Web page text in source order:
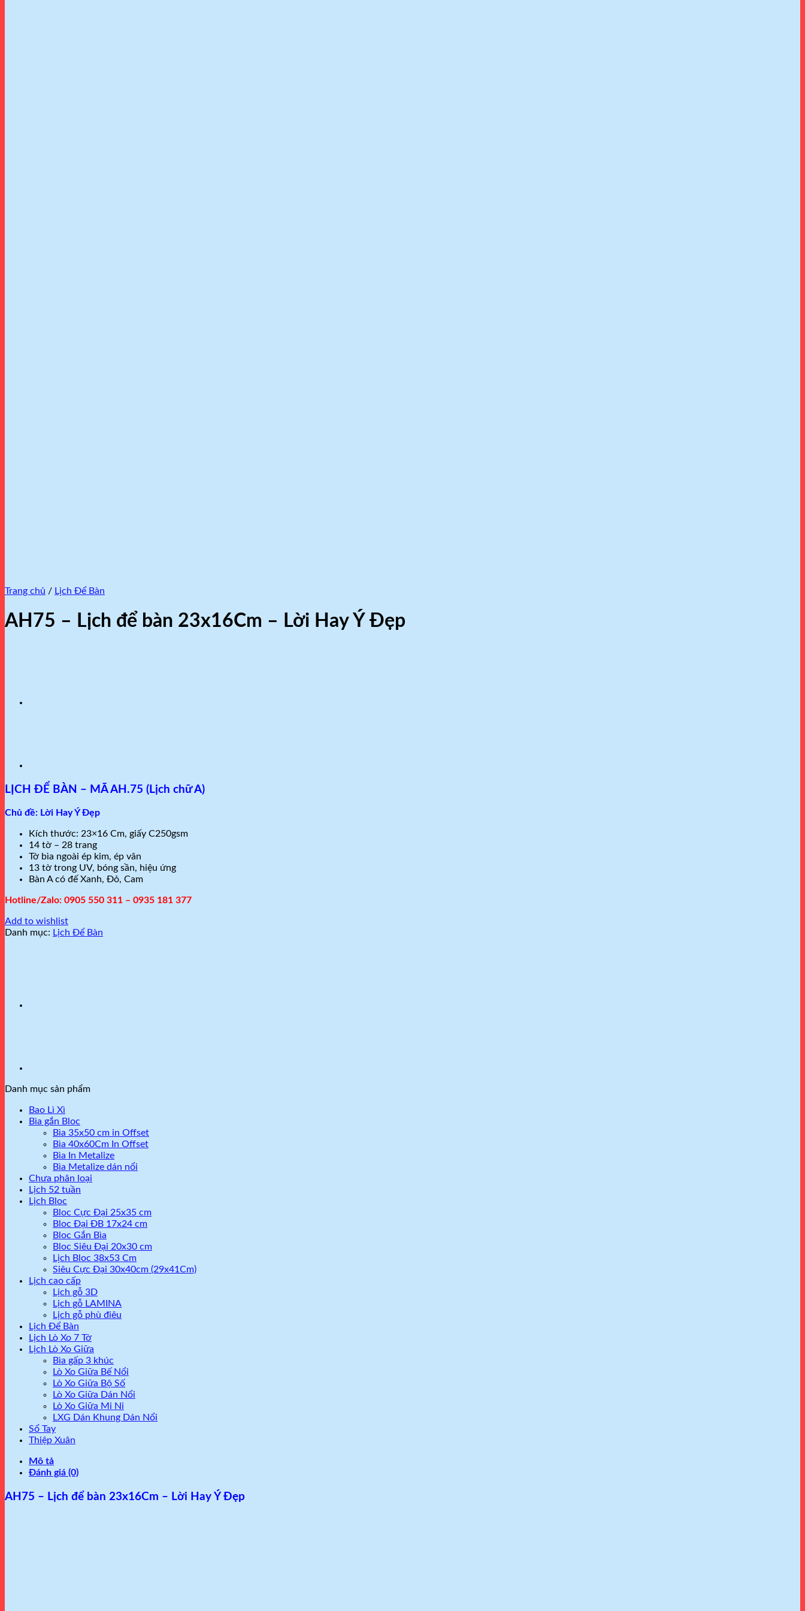
Trang chủ / Lịch Để Bàn
AH75 – Lịch để bàn 23x16Cm – Lời Hay Ý Đẹp
LỊCH ĐỂ BÀN – MÃ AH.75 (Lịch chữ A)
Chủ đề: Lời Hay Ý Đẹp
Kích thước: 23×16 Cm, giấy C250gsm
14 tờ – 28 trang
Tờ bìa ngoài ép kim, ép vân
13 tờ trong UV, bóng sần, hiệu ứng
Bàn A có đế Xanh, Đỏ, Cam
Hotline/Zalo: 0905 550 311 – 0935 181 377
Add to wishlist
Danh mục: Lịch Để Bàn
Danh mục sản phẩm
Bao Lì Xì
Bìa gắn Bloc
Bìa 35x50 cm in Offset
Bìa 40x60Cm In Offset
Bìa In Metalize
Bìa Metalize dán nổi
Chưa phân loại
Lịch 52 tuần
Lịch Bloc
Bloc Cực Đại 25x35 cm
Bloc Đại ĐB 17x24 cm
Bloc Gắn Bìa
Bloc Siêu Đại 20x30 cm
Lịch Bloc 38x53 Cm
Siêu Cực Đại 30x40cm (29x41Cm)
Lịch cao cấp
Lịch gỗ 3D
Lịch gỗ LAMINA
Lịch gỗ phù điêu
Lịch Để Bàn
Lịch Lò Xo 7 Tờ
Lịch Lò Xo Giữa
Bìa gấp 3 khúc
Lò Xo Giữa Bế Nổi
Lò Xo Giữa Bộ Số
Lò Xo Giữa Dán Nổi
Lò Xo Giữa Mi Ni
LXG Dán Khung Dán Nổi
Sổ Tay
Thiệp Xuân
Mô tả
Đánh giá (0)
AH75 – Lịch để bàn 23x16Cm – Lời Hay Ý Đẹp